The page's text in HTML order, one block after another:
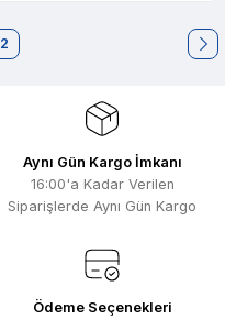
2
Aynı Gün Kargo İmkanı
16:00'a Kadar Verilen
Siparişlerde Aynı Gün Kargo
Ödeme Seçenekleri